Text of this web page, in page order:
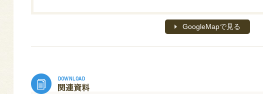
GoogleMapで見る